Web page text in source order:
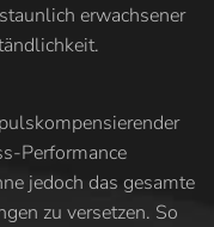
erwachsener
Performance
jedoch das gesamte
zu versetzen. So